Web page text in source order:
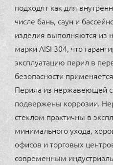
подходят как для
числе бань, саун и
изделия выполняются из
марки AISI 304, что
эксплуатацию перил в
безопасности
Перила из нержавеющей
подвержены коррозии.
стеклом практичны в
минимального ухода,
офисов и торговых
современным